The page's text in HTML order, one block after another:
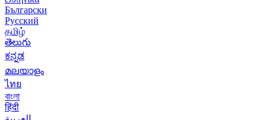
Български
Русский
தமிழ்
తెలుగు
ಕನ್ನಡ
മലയാളം
ไทย
বাংলা
हिंदी